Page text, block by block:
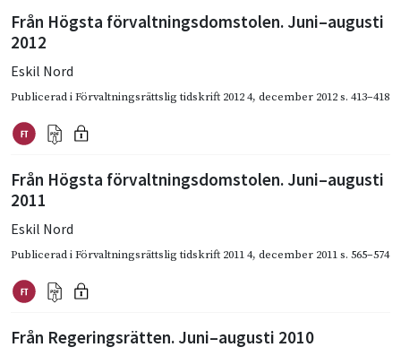
Från Högsta förvaltningsdomstolen. Juni–augusti
2012
Eskil Nord
Publicerad iFörvaltningsrättslig tidskrift 2012 4, december 2012s. 413–418
Från Högsta förvaltningsdomstolen. Juni–augusti
2011
Eskil Nord
Publicerad iFörvaltningsrättslig tidskrift 2011 4, december 2011s. 565–574
Från Regeringsrätten. Juni–augusti 2010